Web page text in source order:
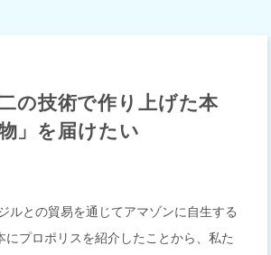
二の技術で作り上げた本
」を届けたい
ルとの貿易を通じてアマゾンに自生する
にプロポリスを紹介したことから、私た